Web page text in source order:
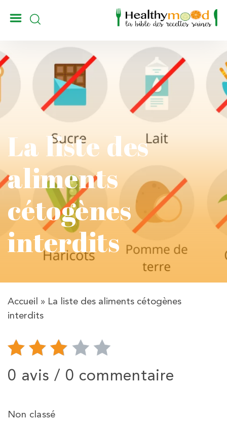
La liste des
aliments
cétogènes
interdits
Accueil » La liste des aliments cétogènes
interdits
0 avis / 0 commentaire
Non classé